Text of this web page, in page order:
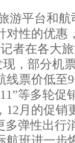
游平台和
对性的优惠
记者在各大
，部分机
线票价低至
等多轮促
12月的促销
多弹性出行
航班进一步